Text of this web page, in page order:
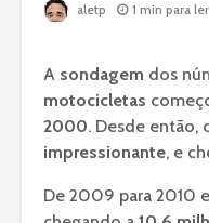
aletp 1 min para ler
A sondagem dos
motocicletas
2000. Desde então,
impressionante, e
De 2009 para 2010